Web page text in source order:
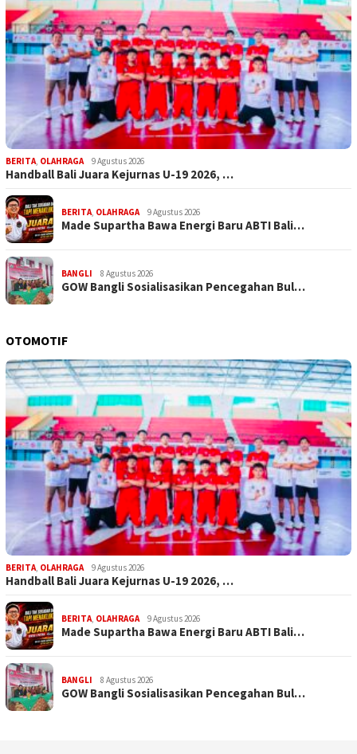
BERITA, OLAHRAGA 9 Agustus 2026
Handball Bali Juara Kejurnas U-19 2026, …
BERITA, OLAHRAGA 9 Agustus 2026
Made Supartha Bawa Energi Baru ABTI Bali…
BANGLI 8 Agustus 2026
GOW Bangli Sosialisasikan Pencegahan Bul…
OTOMOTIF
BERITA, OLAHRAGA 9 Agustus 2026
Handball Bali Juara Kejurnas U-19 2026, …
BERITA, OLAHRAGA 9 Agustus 2026
Made Supartha Bawa Energi Baru ABTI Bali…
BANGLI 8 Agustus 2026
GOW Bangli Sosialisasikan Pencegahan Bul…